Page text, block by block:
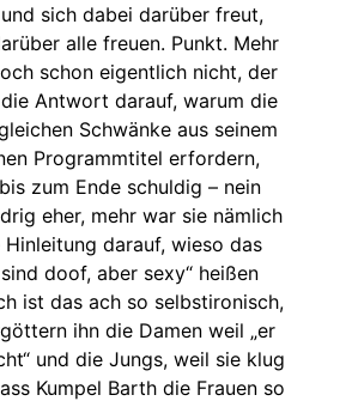
sich dabei darüber freut,
alle freuen. Punkt. Mehr
schon eigentlich nicht, der
Antwort darauf, warum die
Schwänke aus seinem
Programmtitel erfordern,
zum Ende schuldig – nein
eher, mehr war sie nämlich
Hinleitung darauf, wieso das
sind doof, aber sexy“ heißen
ist das ach so selbstironisch,
ihn die Damen weil „er
und die Jungs, weil sie klug
Kumpel Barth die Frauen so